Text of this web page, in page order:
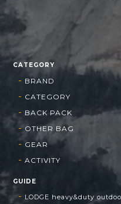
CATEGORY
BRAND
CATEGORY
BACK PACK
OTHER BAG
GEAR
ACTIVITY
GUIDE
LODGE heavy&duty